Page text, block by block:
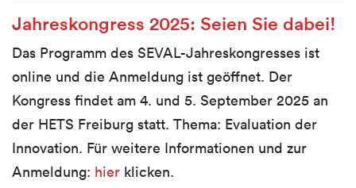
Jahreskongress 2025: Seien Sie dabei!
Das Programm des SEVAL-Jahreskongresses ist
online und die Anmeldung ist geöffnet. Der
Kongress findet am 4. und 5. September 2025 an
der HETS Freiburg statt. Thema: Evaluation der
Innovation. Für weitere Informationen und zur
Anmeldung: hier klicken.